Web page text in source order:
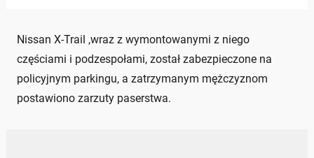
Nissan X-Trail ,wraz z wymontowanymi z niego
częściami i podzespołami, został zabezpieczone na
policyjnym parkingu, a zatrzymanym mężczyznom
postawiono zarzuty paserstwa.